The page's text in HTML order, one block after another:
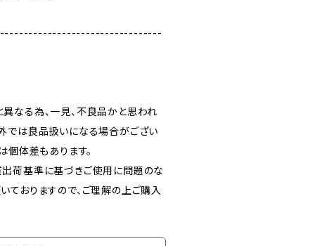
なる為、一見、不良品かと思われ
では良品扱いになる場合がござい
個体差もあります。
荷基準に基づきご使用に問題のな
ておりますので、ご理解の上ご購入